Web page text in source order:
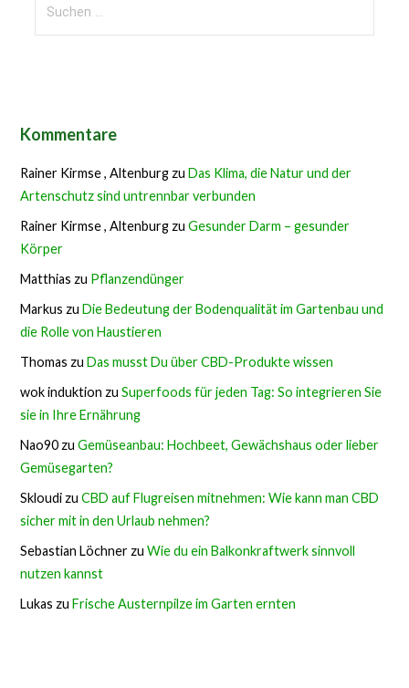
Kommentare
Rainer Kirmse , Altenburg zuDas Klima, die Natur und der
Artenschutz sind untrennbar verbunden
Rainer Kirmse , Altenburg zuGesunder Darm – gesunder
Körper
Matthias zu Pflanzendünger
Markus zuDie Bedeutung der Bodenqualität im Gartenbau und
die Rolle von Haustieren
Thomas zuDas musst Du über CBD-Produkte wissen
wok induktion zuSuperfoods für jeden Tag: So integrieren Sie
sie in Ihre Ernährung
Nao90 zuGemüseanbau: Hochbeet, Gewächshaus oder lieber
Gemüsegarten?
Skloudi zuCBD auf Flugreisen mitnehmen: Wie kann man CBD
sicher mit in den Urlaub nehmen?
Sebastian Löchner zuWie du ein Balkonkraftwerk sinnvoll
nutzen kannst
Lukas zuFrische Austernpilze im Garten ernten